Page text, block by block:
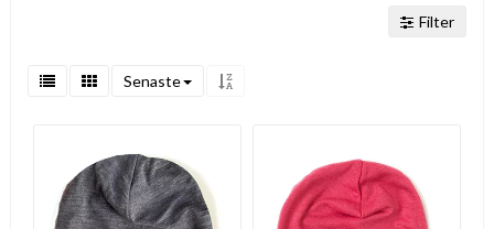
Filter
Senaste